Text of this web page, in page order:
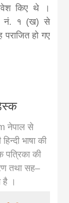
किए थे ।
नं. १ (ख) से
पराजित हो गए
नेपाल से
भाषा की
पत्रिका की
तथा सह–
है ।